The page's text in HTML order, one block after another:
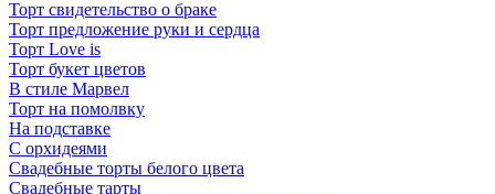
Торт свидетельство о браке
Торт предложение руки и сердца
Торт Love is
Торт букет цветов
В стиле Марвел
Торт на помолвку
На подставке
С орхидеями
Свадебные торты белого цвета
Свадебные тарты